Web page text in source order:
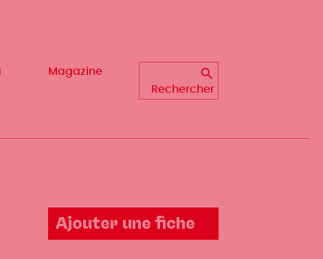
Magazine
Rechercher
Ajouter une fiche